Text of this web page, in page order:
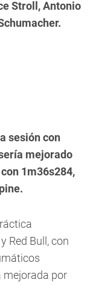
Stroll, Antonio
sesión con
mejorado
1m36s284,
Red Bull, con
mejorada por